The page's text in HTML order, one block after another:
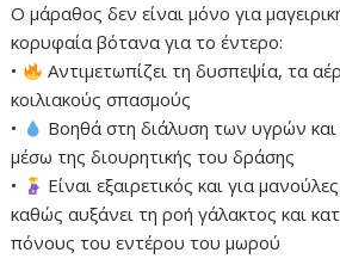
Ο μάραθος δεν είναι μόνο για
κορυφαία βότανα για το έντερο:
•
Αντιμετωπίζει τη δυσπεψία, τα
κοιλιακούς σπασμούς
•
Βοηθά στη διάλυση των υγρών
μέσω της διουρητικής του δράσης
•
Είναι εξαιρετικός και για
καθώς αυξάνει τη ροή γάλακτος και
πόνους του εντέρου του μωρού